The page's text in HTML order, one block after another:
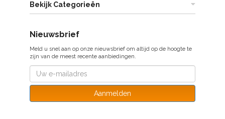
Bekijk Categorieën
Nieuwsbrief
Meld u snel aan op onze nieuwsbrief om altijd op de hoogte te
zijn van de meest recente aanbiedingen.
Aanmelden